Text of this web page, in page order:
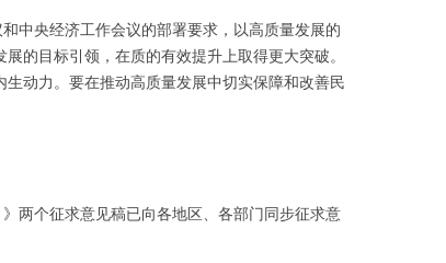
中央经济工作会议的部署要求，以高质量发展的
的目标引领，在质的有效提升上取得更大突破。
动力。要在推动高质量发展中切实保障和改善民
两个征求意见稿已向各地区、各部门同步征求意